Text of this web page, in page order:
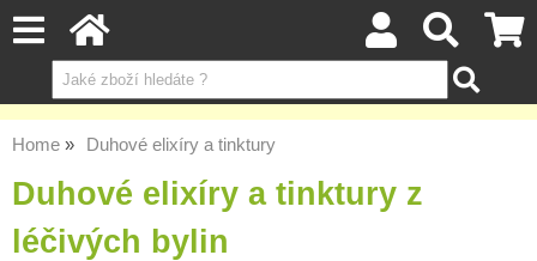
Home Duhové elixíry a tinktury
Duhové elixíry a tinktury z
léčivých bylin